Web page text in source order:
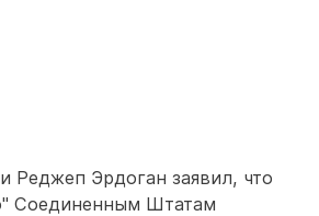
Реджеп Эрдоган заявил, что
Соединенным Штатам